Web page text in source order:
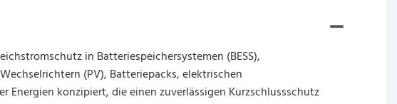
in Batteriespeichersystemen (BESS),
(PV), Batteriepacks, elektrischen
konzipiert, die einen zuverlässigen Kurzschlussschutz